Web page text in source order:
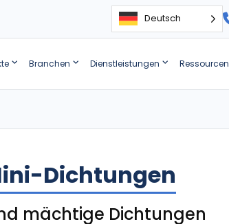
Deutsch
Branchen Dienstleistungen Ressourcen
Dichtungen
mächtige Dichtungen